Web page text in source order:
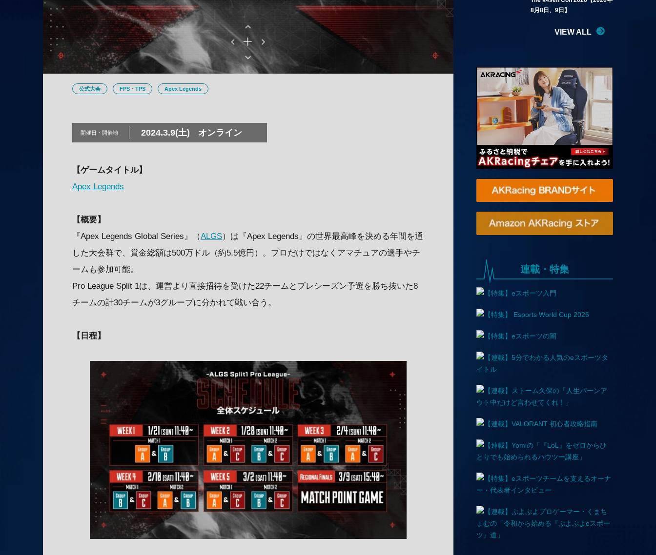
公式大会 FPS・TPS Apex Legends
開催日・ 開催地 2024.3.9(土) オンライン
【ゲームタイトル】
Apex Legends
【概要】
『Apex Legends Global Series』（ALGS）は『Apex Legends』の世界最高峰を決める年間を通
した大会群で、賞金総額は500万ドル（約5.5億円）。プロだけではなくアマチュアの選手やチ
ームも参加可能。
Pro League Split 1は、運営より直接招待を受けた22チームとプレシーズン予選を勝ち抜いた8
チームの計30チームが3グループに分かれて戦い合う。
【日程】
8月8日、9日】
VIEW ALL
連載・特集